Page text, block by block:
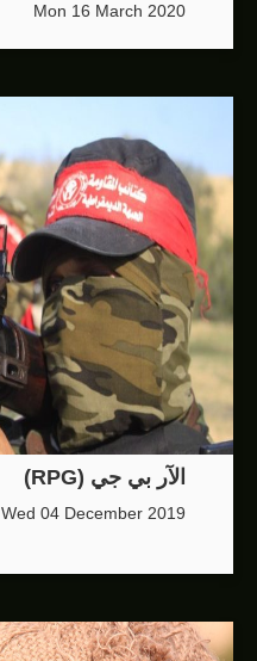
Mon 16 March 2020
الآر بي جي (RPG)
Wed 04 December 2019